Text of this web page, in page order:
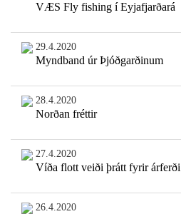
VÆS Fly fishing í Eyjafjarðará
29.4.2020
Myndband úr Þjóðgarðinum
28.4.2020
Norðan fréttir
27.4.2020
Víða flott veiði þrátt fyrir árferði
26.4.2020